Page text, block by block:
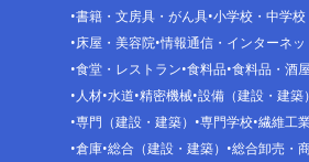
書籍・文房具・がん具 小学校・中学
床屋・美容院 情報通信・インターネッ
食堂・レストラン 食料品 食料品・酒屋
人材 水道 精密機械 設備（建設・建築）
専門（建設・建築）
専門学校 繊維工
倉庫 総合（建設・建築）
総合卸売・